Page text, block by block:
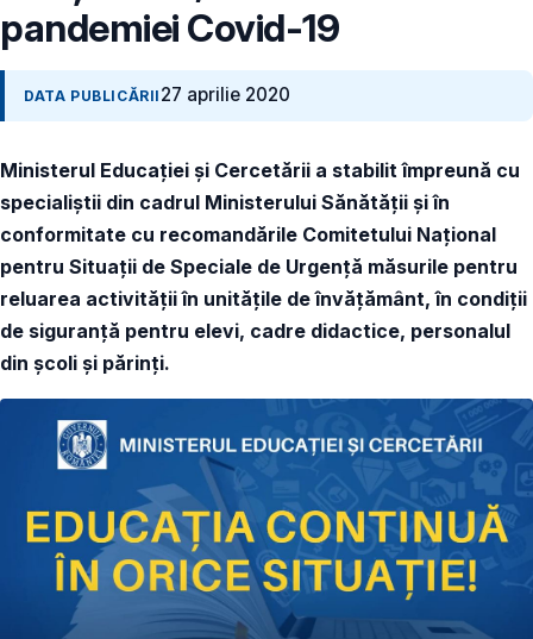
pandemiei Covid-19
DATA PUBLICĂRII 27 aprilie 2020
Ministerul Educației și Cercetării a stabilit împreună cu
specialiștii din cadrul Ministerului Sănătății și în
conformitate cu recomandările Comitetului Național
pentru Situații de Speciale de Urgență măsurile pentru
reluarea activității în unitățile de învățământ, în condiții
de siguranță pentru elevi, cadre didactice, personalul
din școli și părinți.